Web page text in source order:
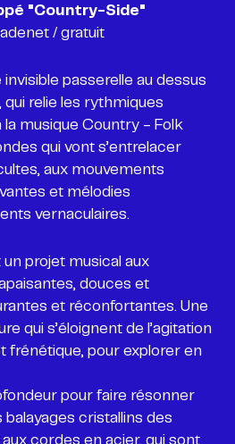
/ gratuit
passerelle au dessus
qui relie les rythmiques
musique Country - Folk
qui vont s’entrelacer
aux mouvements
et mélodies
projet musical aux
douces et
et réconfortantes. Une
qui s’éloignent de l’agitation
frénétique, pour explorer en
pour faire résonner
balayages cristallins des
cordes en acier, qui sont